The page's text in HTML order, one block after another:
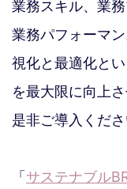
業務スキル、業
業務パフォーマ
視化と最適化と
を最大限に向上
是非ご導入くださ
「サステナブル